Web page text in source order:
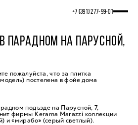
+7 (391) 277‒99‒01
ПАРАДНОМ НА ПАРУСНОЙ,
пожалуйста, что за плитка
постелена в фойе дома
подъзде на Парусной, 7,
фирмы Kerama Marazzi коллекции
и «мирабо» (серый светлый).